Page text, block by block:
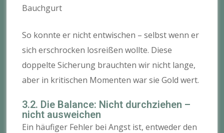
Bauchgurt
So konnte er nicht entwischen – selbst wenn er
sich erschrocken losreißen wollte. Diese
doppelte Sicherung brauchten wir nicht lange,
aber in kritischen Momenten war sie Gold wert.
3.2. Die Balance: Nicht durchziehen –
nicht ausweichen
Ein häufiger Fehler bei Angst ist, entweder den